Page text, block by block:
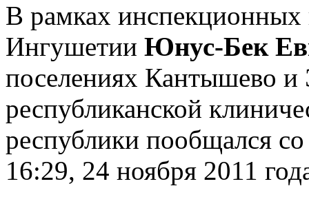
В рамках инспекционных
Ингушетии Юнус-Бек
поселениях Кантышево
республиканской
республики пообщался
16:29, 24 ноября 2011